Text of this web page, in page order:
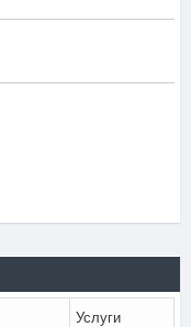
Услуги